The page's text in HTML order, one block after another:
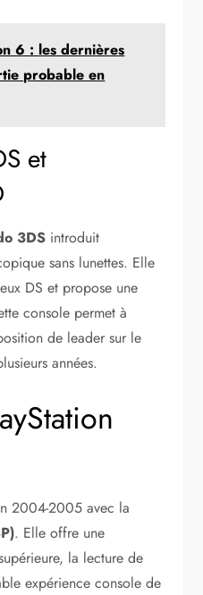
6 : les dernières
probable en
et
3DS introduit
sans lunettes. Elle
DS et propose une
console permet à
de leader sur le
années.
2004-2005 avec la
. Elle offre une
la lecture de
expérience console de